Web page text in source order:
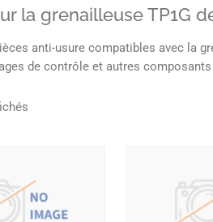
la grenailleuse TP1G
anti-usure compatibles avec la
de contrôle et autres